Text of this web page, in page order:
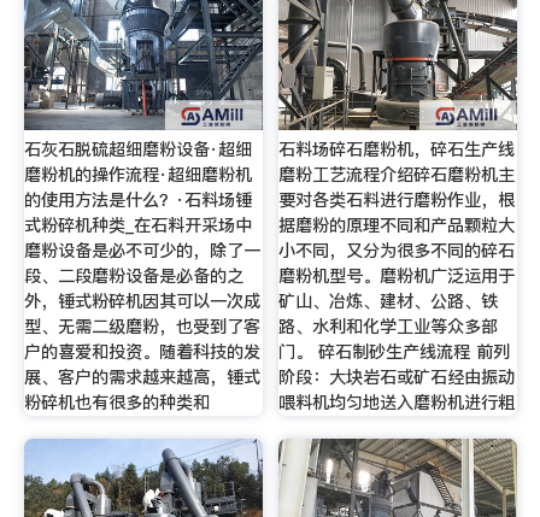
石灰石脱硫超细磨粉设备·超细
磨粉机的操作流程·超细磨粉机
的使用方法是什么？·石料场锤
式粉碎机种类_在石料开采场中
磨粉设备是必不可少的，除了一
段、二段磨粉设备是必备的之
外，锤式粉碎机因其可以一次成
型、无需二级磨粉，也受到了客
户的喜爱和投资。随着科技的发
展、客户的需求越来越高，锤式
粉碎机也有很多的种类和
石料场碎石磨粉机，碎石生产线
磨粉工艺流程介绍碎石磨粉机主
要对各类石料进行磨粉作业，根
据磨粉的原理不同和产品颗粒大
小不同，又分为很多不同的碎石
磨粉机型号。磨粉机广泛运用于
矿山、冶炼、建材、公路、铁
路、水利和化学工业等众多部
门。 碎石制砂生产线流程 前列
阶段：大块岩石或矿石经由振动
喂料机均匀地送入磨粉机进行粗